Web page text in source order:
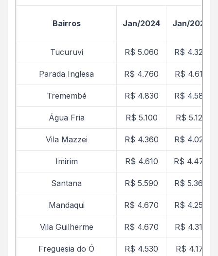
Bairros Jan/2024 Jan/2025
Tucuruvi R$ 5.060 R$ 4.327
Parada Inglesa R$ 4.760 R$ 4.612
Tremembé R$ 4.830 R$ 4.587
Água Fria R$ 5.100 R$ 5.123
Vila Mazzei R$ 4.360 R$ 4.022
Imirim R$ 4.610 R$ 4.470
Santana R$ 5.590 R$ 5.360
Mandaqui R$ 4.670 R$ 4.254
Vila Guilherme R$ 4.670 R$ 4.316
Freguesia do Ó R$ 4.530 R$ 4.171